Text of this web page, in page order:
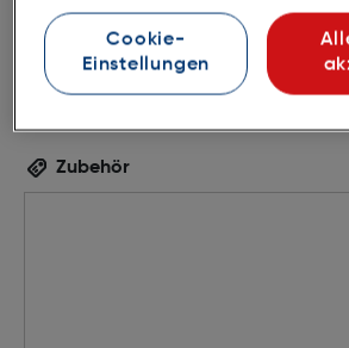
Zubehör
Cookie-
Einstellungen